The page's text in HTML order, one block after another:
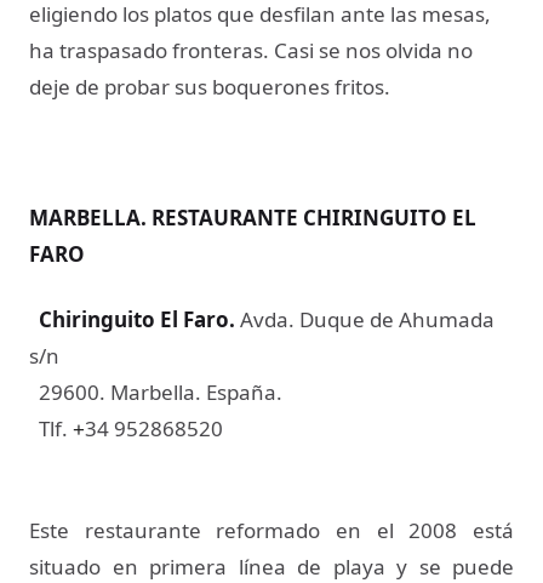
eligiendo los platos que desfilan ante las mesas,
ha traspasado fronteras. Casi se nos olvida no
deje de probar sus boquerones fritos.
MARBELLA. RESTAURANTE CHIRINGUITO EL
FARO
Chiringuito El Faro. Avda. Duque de Ahumada
s/n
29600. Marbella. España.
Tlf. +34 952868520
Este restaurante reformado en el 2008 está
situado en primera línea de playa y se puede